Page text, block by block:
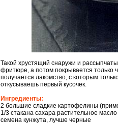
Такой хрустящий снаружи и
фритюре, а потом покрывается только
получается лакомство, с которым
откусываешь первый кусочек.
Ингредиенты:
2 большие сладкие картофелины
1/3 стакана сахара растительное
семена кунжута, лучше черные